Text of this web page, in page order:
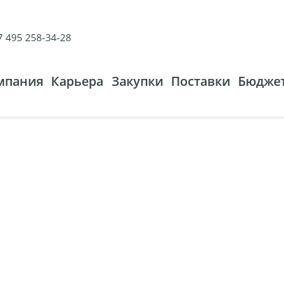
495 258-34-28
Карьера Закупки Поставки